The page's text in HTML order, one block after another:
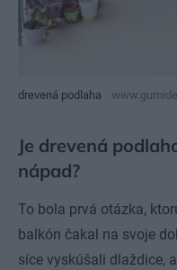
drevená podlaha
Je drevená
nápad?
To bola prvá otázka,
balkón čakal na svoje
síce vyskúšali dlaždice,